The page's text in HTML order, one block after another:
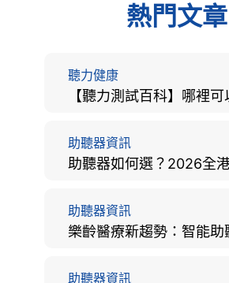
熱門文章
聽力健康
助聽器資訊
助聽器資訊
助聽器資訊